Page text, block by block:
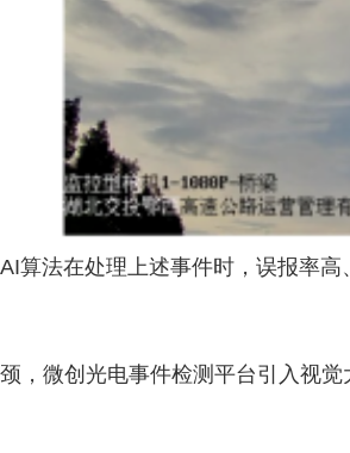
算法在处理上述事件时，误报率高
，微创光电事件检测平台引入视